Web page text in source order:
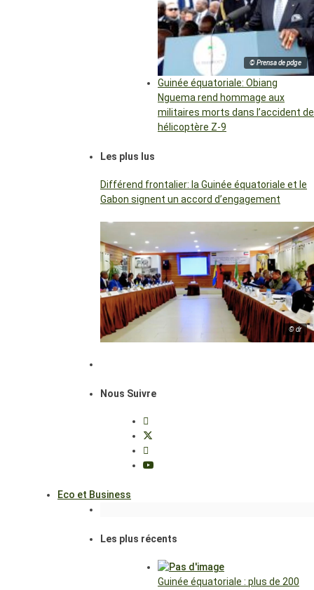
© Prensa de pdge
Guinée équatoriale: Obiang
Nguema rend hommage aux
militaires morts dans l’accident de
hélicoptère Z-9
Les plus lus
Différend frontalier: la Guinée équatoriale et le
Gabon signent un accord d’engagement
© dr
Nous Suivre
Eco et Business
Les plus récents
Guinée équatoriale : plus de 200